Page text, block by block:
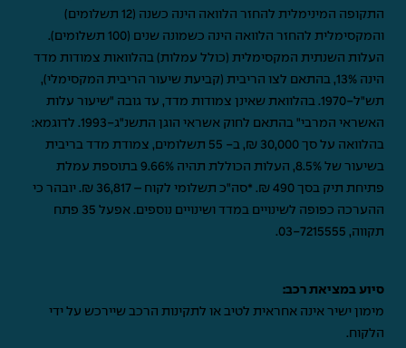
התקופה המינימלית להחזר הלוואה הינה כשנה (12 תשלומים)
והמקסימלית להחזר הלוואה הינה כשמונה שנים (100 תשלומים).
העלות השנתית המקסימלית (כולל עמלות) בהלוואות צמודות מדד
הינה 13%, בהתאם לצו הריבית (קביעת שיעור הריבית המקסימלי),
תש"ל-1970. בהלוואת שאינן צמודות מדד, עד גובה "שיעור עלות
האשראי המרבי" בהתאם לחוק אשראי הוגן התשנ"ג-1993. לדוגמא:
בהלוואה על סך 30,000 ₪, ב- 55 תשלומים, צמודת מדד בריבית
בשיעור של 8.5%, העלות הכוללת תהיה 9.66% בתוספת עמלת
פתיחת תיק בסך 490 ₪. *סה"כ תשלומי לקוח – 36,817 ₪. יובהר כי
ההערכה כפופה לשינויים במדד ושינויים נוספים. אפעל 35 פתח
תקווה, 03-7215555
.
סיוע במציאת רכב:
מימון ישיר אינה אחראית לטיב או לתקינות הרכב שיירכש על ידי
הלקוח.